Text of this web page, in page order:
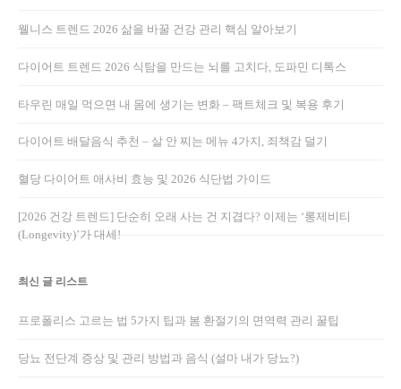
웰니스 트렌드 2026 삶을 바꿀 건강 관리 핵심 알아보기
다이어트 트렌드 2026 식탐을 만드는 뇌를 고치다, 도파민 디톡스
타우린 매일 먹으면 내 몸에 생기는 변화 – 팩트체크 및 복용 후기
다이어트 배달음식 추천 – 살 안 찌는 메뉴 4가지, 죄책감 덜기
혈당 다이어트 애사비 효능 및 2026 식단법 가이드
[2026 건강 트렌드] 단순히 오래 사는 건 지겹다? 이제는 ‘롱제비티
(Longevity)’가 대세!
최신 글 리스트
프로폴리스 고르는 법 5가지 팁과 봄 환절기의 면역력 관리 꿀팁
당뇨 전단계 증상 및 관리 방법과 음식 (설마 내가 당뇨?)